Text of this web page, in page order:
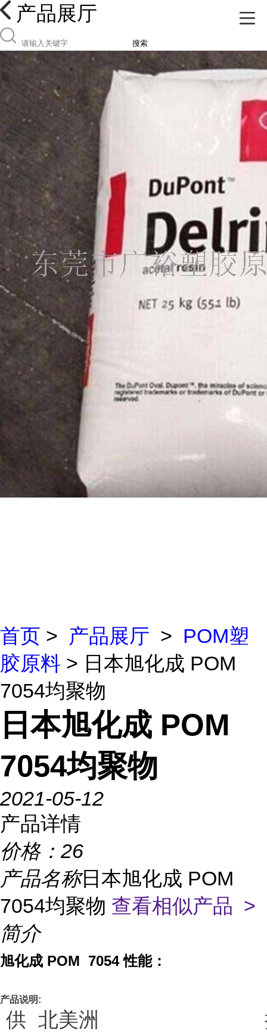
产品展厅
搜索
首页 > 产品展厅 > POM塑
胶原料 > 日本旭化成 POM
7054均聚物
日本旭化成 POM
7054均聚物
2021-05-12
产品详情
价格： 26
产品名称日本旭化成 POM
7054均聚物 查看相似产品 >
简介
旭化成 POM 7054性能：
产品说明:
供 北美洲